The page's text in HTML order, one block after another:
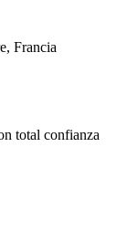
Francia
total confianza